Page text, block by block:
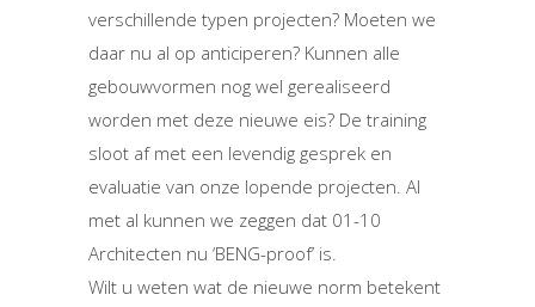
verschillende typen projecten? Moeten we
daar nu al op anticiperen? Kunnen alle
gebouwvormen nog wel gerealiseerd
worden met deze nieuwe eis? De training
sloot af met een levendig gesprek en
evaluatie van onze lopende projecten. Al
met al kunnen we zeggen dat 01-10
Architecten nu ‘BENG-proof’ is.
Wilt u weten wat de nieuwe norm betekent